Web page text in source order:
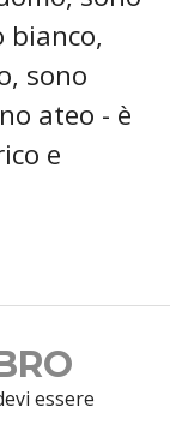
bianco,
sono
ateo - è
e
essere